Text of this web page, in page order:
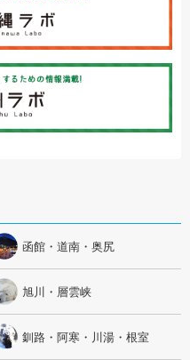
函館・道南・奥尻
旭川・層雲峡
釧路・阿寒・川湯・根室